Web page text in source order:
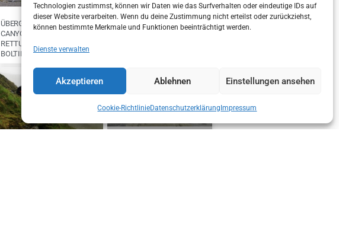
Technologien zustimmst, können wir Daten wie das Surfverhalten oder eindeutige IDs auf
dieser Website verarbeiten. Wenn du deine Zustimmung nicht erteilst oder zurückziehst,
können bestimmte Merkmale und Funktionen beeinträchtigt werden.
Dienste verwalten
Akzeptieren Ablehnen Einstellungen ansehen
Cookie-RichtlinieDatenschutzerklärung Impressum
ÜBERGABE KONG
CANYONING
RETTUNGSTRAGEN MIT
BOLTING.EU
LANDESLEITUNG DER